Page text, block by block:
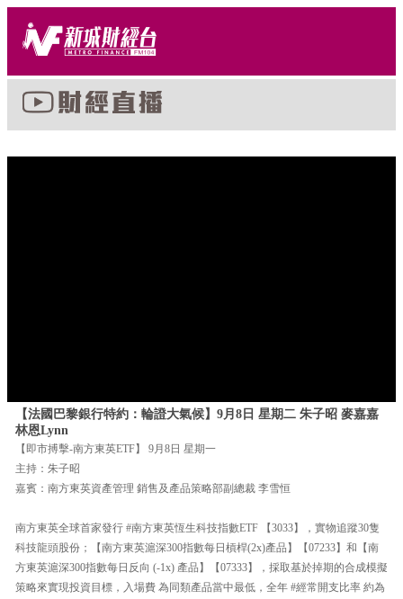
【法國巴黎銀行特約：輪證大氣候】9月8日 星期二 朱子昭 麥嘉嘉
林恩Lynn
【即市搏擊-南方東英ETF】 9月8日 星期一
主持：朱子昭
嘉賓：南方東英資產管理 銷售及產品策略部副總裁 李雪恒
南方東英全球首家發行 #南方東英恆生科技指數ETF 【3033】，實物追蹤30隻
科技龍頭股份；【南方東英滬深300指數每日槓桿(2x)產品】【07233】和【南
方東英滬深300指數每日反向 (-1x) 產品】【07333】，採取基於掉期的合成模擬
策略來實現投資目標，入場費 為同類產品當中最低，全年 #經常開支比率 約為